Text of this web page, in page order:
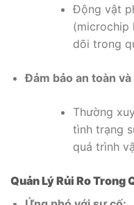
Động vật
(microchip
dõi trong
Đảm bảo an toàn
Thường
tình trạng
quá trình
Quản Lý Rủi Ro Trong